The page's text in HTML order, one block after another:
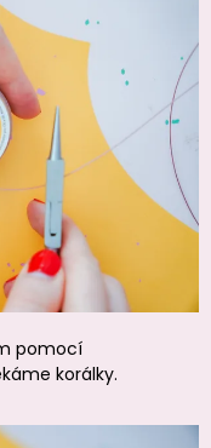
pomocí
korálky.